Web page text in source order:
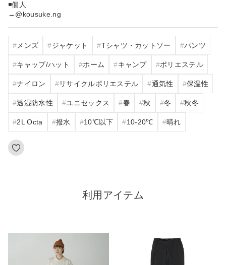
◾️個人
→@kousuke.ng
メンズ ジャケット Tシャツ・カットソー パンツ
キャップ/ハット ホーム キャンプ ポリエステル
ナイロン リサイクルポリエステル 通気性 保温性
透湿防水性 ユニセックス 春 秋 冬 秋冬
2L Octa 撥水 10℃以下 10‐20℃ 晴れ
利用アイテム